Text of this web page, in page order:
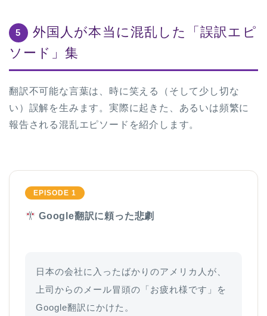
5
外国人が本当に混乱した「誤訳エピ
ソード」集
翻訳不可能な言葉は、時に笑える（そして少し切な
い）誤解を生みます。実際に起きた、あるいは頻繁に
報告される混乱エピソードを紹介します。
EPISODE 1
Google翻訳に頼った悲劇
日本の会社に入ったばかりのアメリカ人が、
上司からのメール冒頭の「お疲れ様です」を
Google翻訳にかけた。